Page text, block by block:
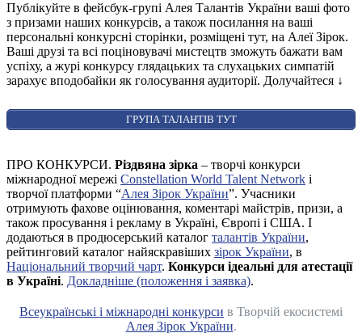
Публікуйте в фейсбук-групі Алея Талантів України ваші фото
з призами наших конкурсів, а також посилання на ваші
персональні конкурсні сторінки, розміщені тут, на Алеї Зірок.
Ваші друзі та всі поціновувачі мистецтв зможуть бажати вам
успіху, а журі конкурсу глядацьких та слухацьких симпатій
зарахує вподобайки як голосування аудиторії. Долучайтеся ↓
ГРУПА ТАЛАНТІВ ТУТ
ПРО КОНКУРСИ. Різдвяна зірка – творчі конкурси
міжнародної мережі Constellation World Talent Network і
творчої платформи “Алея Зірок України”. Учасники
отримують фахове оцінювання, коментарі майстрів, призи, а
також просування і рекламу в Україні, Європі і США. І
додаються в продюсерський каталог талантів України,
рейтинговий каталог найяскравіших зірок України, в
Національний творчий чарт. Конкурси ідеальні для атестації
в Україні. Докладніше (положення і заявка).
Всеукраїнські і міжнародні конкурси в Творчій екосистемі
Алея Зірок України.